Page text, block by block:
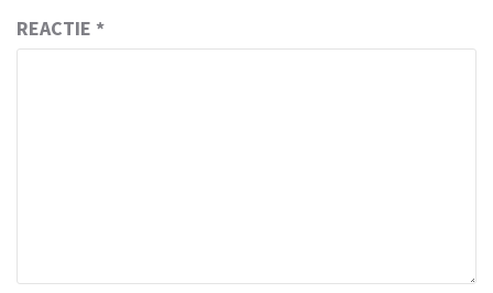
REACTIE *